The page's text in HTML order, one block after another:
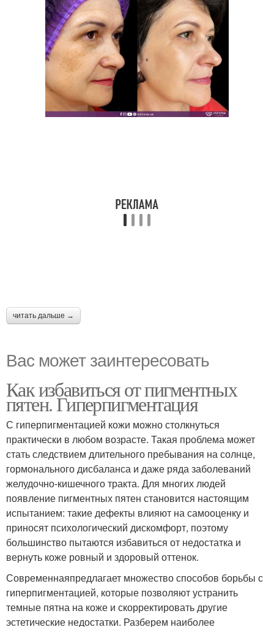
читать дальше →
Вас может заинтересовать
Как избавиться от пигментных
пятен. Гиперпигментация
С гиперпигментацией кожи можно столкнуться
практически в любом возрасте. Такая проблема может
стать следствием длительного пребывания на солнце,
гормонального дисбаланса и даже ряда заболеваний
желудочно-кишечного тракта. Для многих людей
появление пигментных пятен становится настоящим
испытанием: такие дефекты влияют на самооценку и
приносят психологический дискомфорт, поэтому
большинство пытаются избавиться от недостатка и
вернуть коже ровный и здоровый оттенок.
Современнаяпредлагает множество способов борьбы с
гиперпигментацией, которые позволяют устранить
темные пятна на коже и скорректировать другие
эстетические недостатки. Разберем наиболее